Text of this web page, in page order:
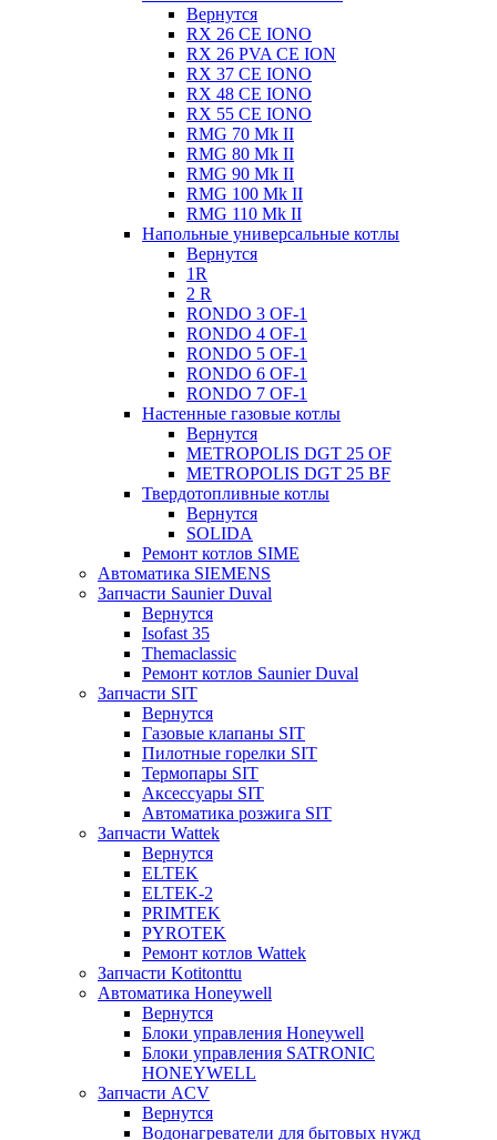
Вернутся
RX 26 CE IONO
RX 26 PVA CE ION
RX 37 CE IONO
RX 48 CE IONO
RX 55 CE IONO
RMG 70 Mk II
RMG 80 Mk II
RMG 90 Mk II
RMG 100 Mk II
RMG 110 Mk II
Напольные универсальные котлы
Вернутся
1R
2 R
RONDO 3 OF-1
RONDO 4 OF-1
RONDO 5 OF-1
RONDO 6 OF-1
RONDO 7 OF-1
Настенные газовые котлы
Вернутся
METROPOLIS DGT 25 OF
METROPOLIS DGT 25 BF
Твердотопливные котлы
Вернутся
SOLIDA
Ремонт котлов SIME
Автоматика SIEMENS
Запчасти Saunier Duval
Вернутся
Isofast 35
Themaclassic
Ремонт котлов Saunier Duval
Запчасти SIT
Вернутся
Газовые клапаны SIT
Пилотные горелки SIT
Термопары SIT
Аксессуары SIT
Автоматика розжига SIT
Запчасти Wattek
Вернутся
ELTEK
ELTEK-2
PRIMTEK
PYROTEK
Ремонт котлов Wattek
Запчасти Kotitonttu
Автоматика Honeywеll
Вернутся
Блоки управления Honeywell
Блоки управления SATRONIC
HONEYWELL
Запчасти ACV
Вернутся
Водонагреватели для бытовых нужд